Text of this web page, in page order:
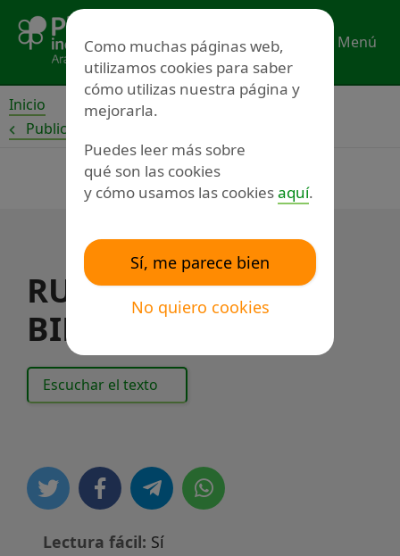
contenido
Menú
Inicio
Publicaciones
RUTA 1. LA
BIBLIOTECA
Escuchar el texto
Lectura fácil: Sí
Como muchas páginas web,
utilizamos cookies para saber
cómo utilizas nuestra página y
mejorarla.
Puedes leer más sobre
qué son las cookies
y cómo usamos las cookiesaquí.
Sí, me parece bien
No quiero cookies